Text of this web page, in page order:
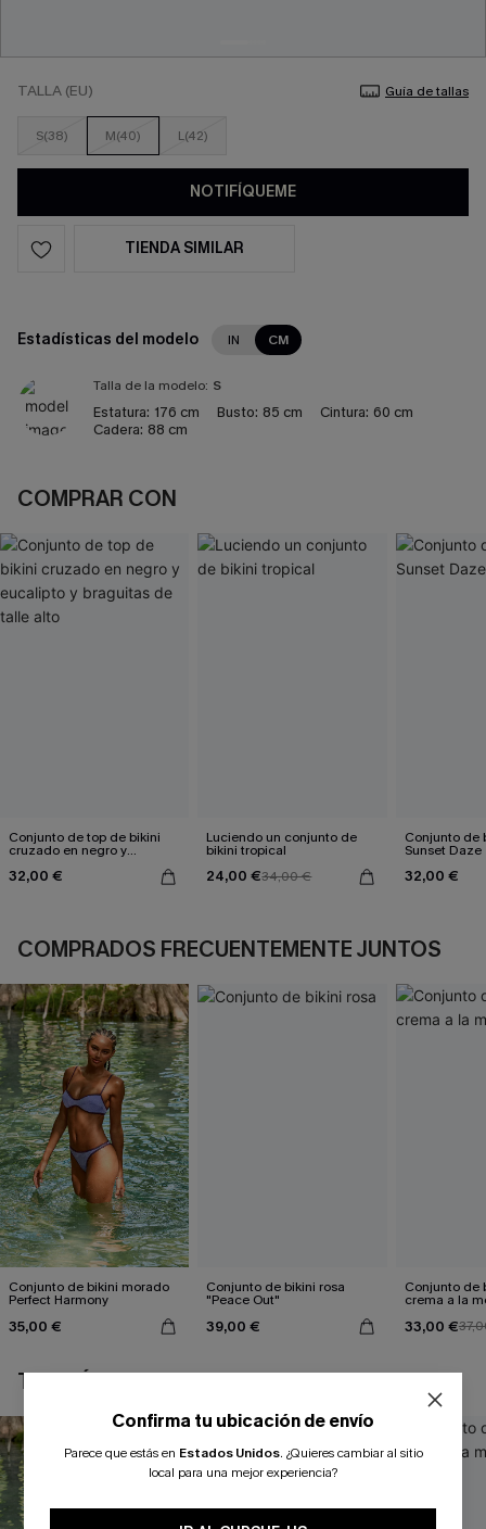
TALLA (EU) Guía de tallas
S(38) M(40) L(42)
NOTIFÍQUEME
TIENDA SIMILAR
Estadísticas del modelo IN CM
Talla de la modelo: S
Estatura: 176 cm Busto: 85 cm Cintura: 60 cm
Cadera: 88 cm
COMPRAR CON
Conjunto de top de bikini
cruzado en negro y
eucalipto y braguitas de
talle alto
32,00 €
Luciendo un conjunto de
bikini tropical
24,00 €34,00 €
Conjunto de
Sunset Daze
32,00 €
COMPRADOS FRECUENTEMENTE JUNTOS
Conjunto de bikini morado
Perfect Harmony
35,00 €
Conjunto de bikini rosa
"Peace Out"
39,00 €
Conjunto de
crema a la
33,00 €
TAMBIÉN TE PUEDE GUSTAR
Confirma tu ubicación de envío
Parece que estás en Estados Unidos. ¿Quieres cambiar al sitio
local para una mejor experiencia?